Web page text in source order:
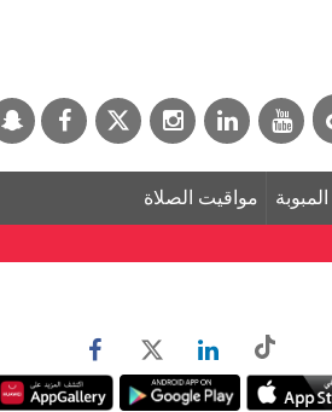
المبوبة مواقيت الصلاة